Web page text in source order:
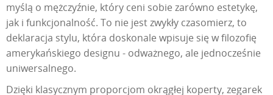
myślą o mężczyźnie, który ceni sobie zarówno estetykę,
jak i funkcjonalność. To nie jest zwykły czasomierz, to
deklaracja stylu, która doskonale wpisuje się w filozofię
amerykańskiego designu - odważnego, ale jednocześnie
uniwersalnego.
Dzięki klasycznym proporcjom okrągłej koperty, zegarek